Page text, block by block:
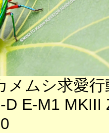
メムシ求愛行
D E-M1 MKIII